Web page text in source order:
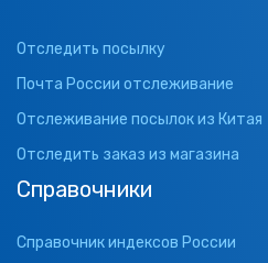
Отследить посылку
Почта России отслеживание
Отслеживание посылок из Китая
Отследить заказ из магазина
Справочники
Справочник индексов России